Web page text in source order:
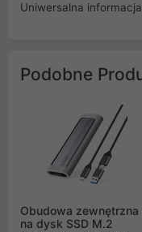
Uniwersalna
Podobne
Obudowa zewnętrzna
na dysk SSD M.2